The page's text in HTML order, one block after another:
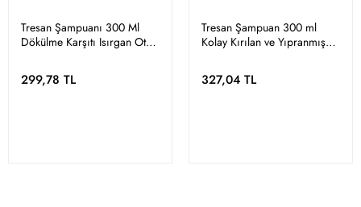
Tresan Şampuanı 300 Ml
Dökülme Karşıtı Isırgan Otu
Ve Kuru Saçlar İçin
299,78 TL
Tresan Şampuan 300 ml
Kolay Kırılan ve Yıpranmış
327,04 TL